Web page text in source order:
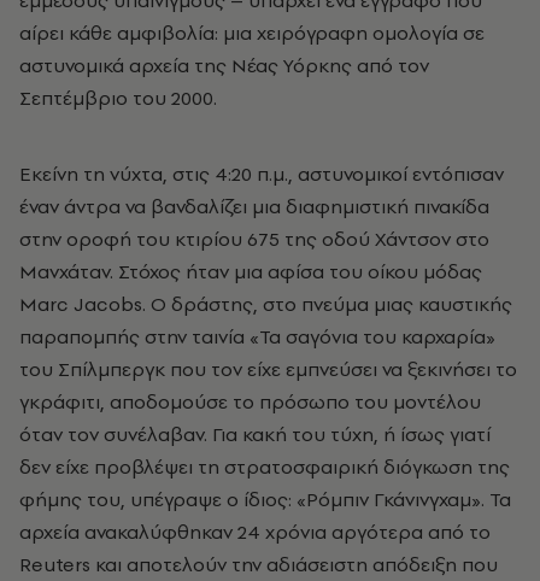
αίρει κάθε αμφιβολία: μια χειρόγραφη ομολογία σε
αστυνομικά αρχεία της Νέας Υόρκης από τον
Σεπτέμβριο του 2000.
Εκείνη τη νύχτα, στις 4:20 π.μ., αστυνομικοί εντόπισαν
έναν άντρα να βανδαλίζει μια διαφημιστική πινακίδα
στην οροφή του κτιρίου 675 της οδού Χάντσον στο
Μανχάταν. Στόχος ήταν μια αφίσα του οίκου μόδας
Marc Jacobs. Ο δράστης, στo πνεύμα μιας καυστικής
παραπομπής στην ταινία «Τα σαγόνια του καρχαρία»
του Σπίλμπεργκ που τον είχε εμπνεύσει να ξεκινήσει το
γκράφιτι, αποδομούσε το πρόσωπο του μοντέλου
όταν τον συνέλαβαν. Για κακή του τύχη, ή ίσως γιατί
δεν είχε προβλέψει τη στρατοσφαιρική διόγκωση της
φήμης του, υπέγραψε ο ίδιος: «Ρόμπιν Γκάνινγχαμ». Τα
αρχεία ανακαλύφθηκαν 24 χρόνια αργότερα από το
Reuters και αποτελούν την αδιάσειστη απόδειξη που